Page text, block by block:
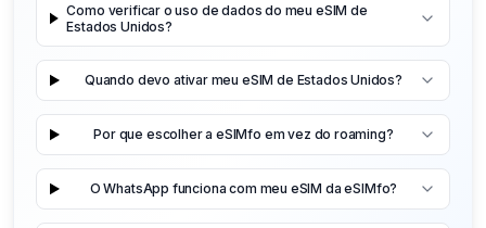
Como verificar o uso de dados do meu eSIM de
Estados Unidos?
Quando devo ativar meu eSIM de Estados Unidos?
Por que escolher a eSIMfo em vez do roaming?
O WhatsApp funciona com meu eSIM da eSIMfo?